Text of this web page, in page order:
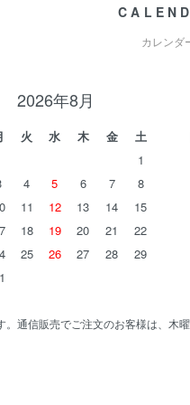
カレンダ
2026年8月
火 水 木 金
土
1
4 5 6 7
8
11 12 13 14
15
18 19 20 21
22
25 26 27 28
29
。通信販売でご注文のお客様は、木